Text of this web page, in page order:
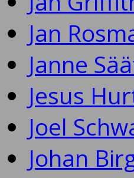
Jan
Janne
Jesus
Joel
Johan